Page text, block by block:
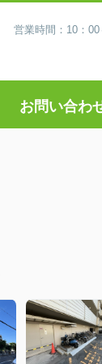
営業時間：10：
お問い合わ